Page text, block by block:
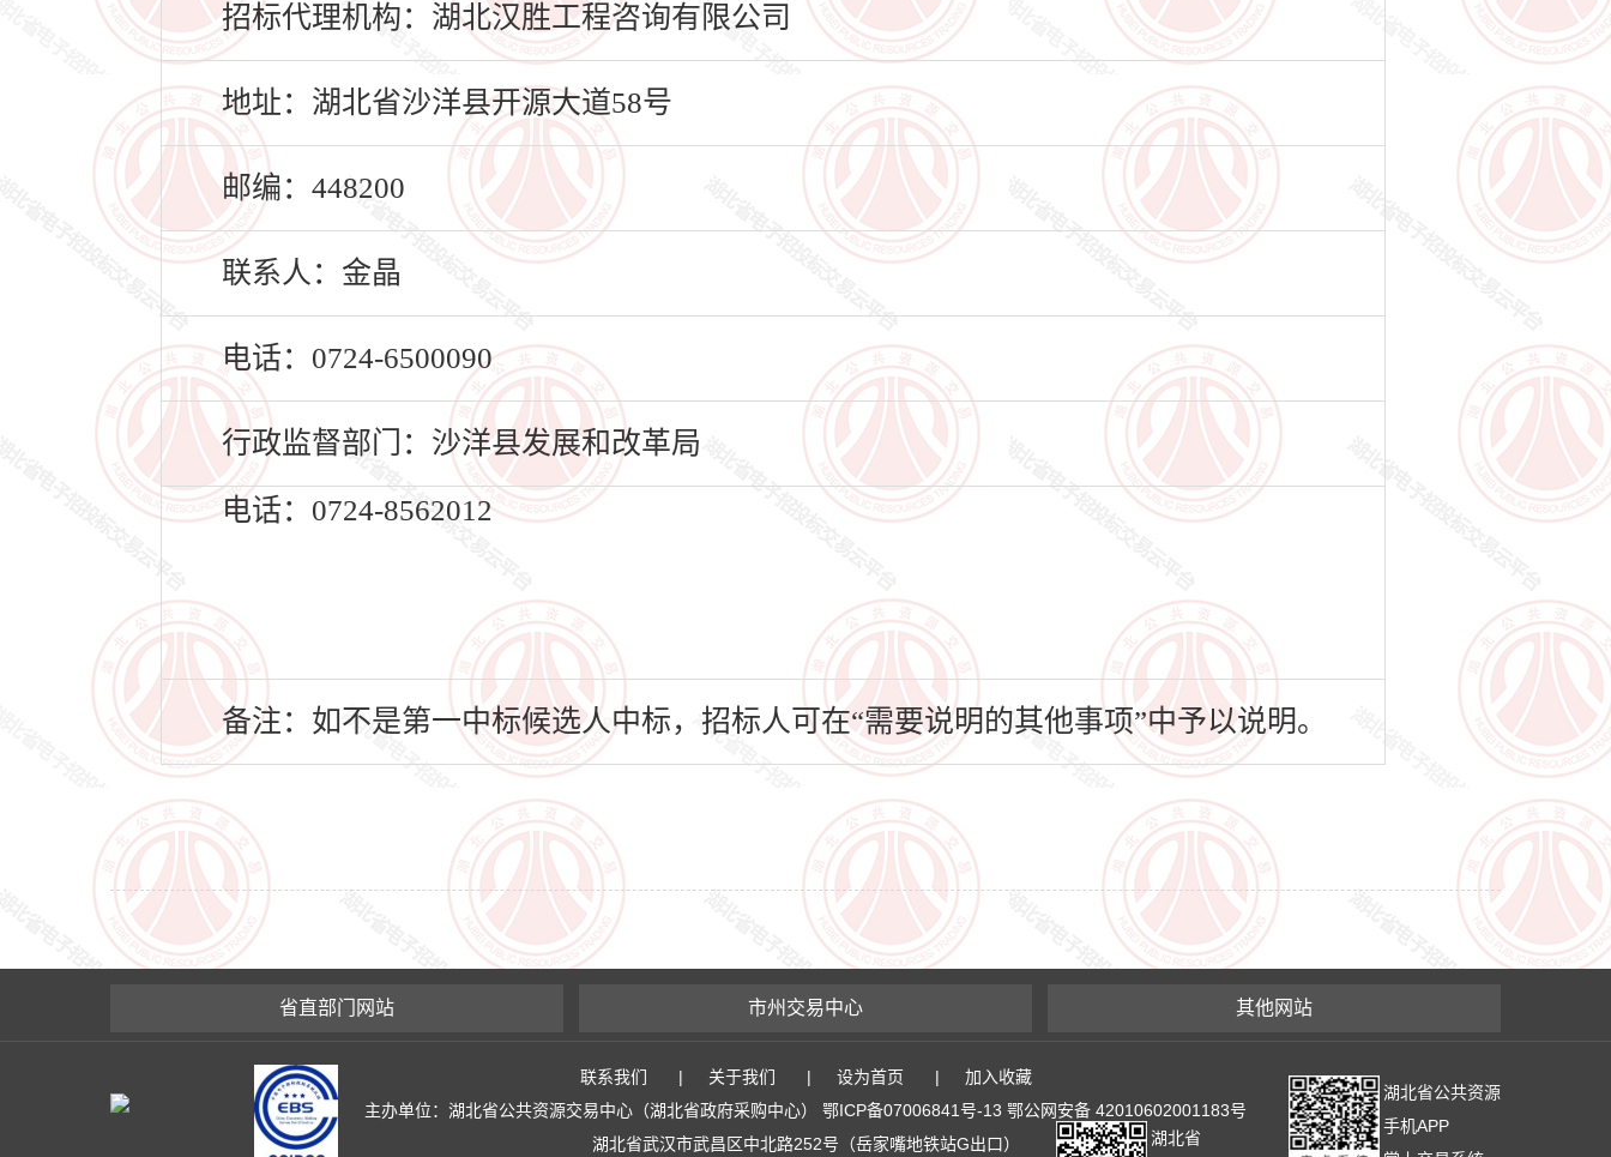
招标代理机构：湖北汉胜工程咨询有限公司
地址：湖北省沙洋县开源大道58号
邮编：448200
联系人：金晶
电话：0724-6500090
行政监督部门：沙洋县发展和改革局
电话：0724-8562012
备注：如不是第一中标候选人中标，招标人可在“需要说明的其他事项”中予以说明。
省直部门网站 市州交易中心 其他网站
联系我们 | 关于我们 | 设为首页 |
加入收藏
主办单位：湖北省公共资源交易中心（湖北省政府采购中心） 鄂ICP备07006841号-13 鄂公网安备 42010602001183号
湖北省武汉市武昌区中北路252号（岳家嘴地铁站G出口）
湖北省
湖北省公共资源
手机APP